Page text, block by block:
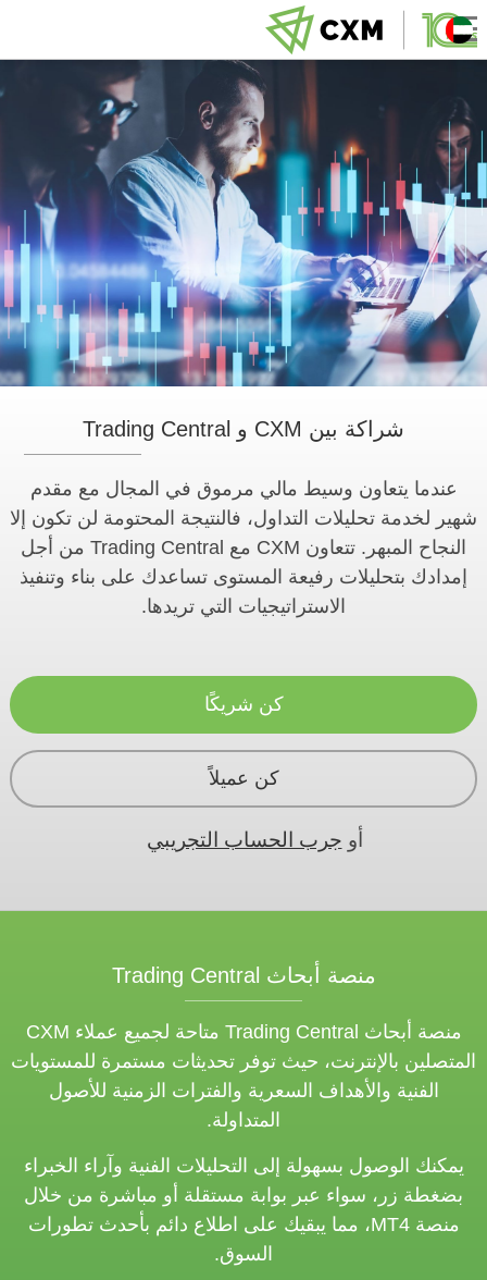
شراكة بين CXM و Trading Central
عندما يتعاون وسيط مالي مرموق في المجال مع مقدم
شهير لخدمة تحليلات التداول، فالنتيجة المحتومة لن تكون إلا
النجاح المبهر. تتعاون CXM مع Trading Central من أجل
إمدادك بتحليلات رفيعة المستوى تساعدك على بناء وتنفيذ
الاستراتيجيات التي تريدها.
كن شريكًا
كن عميلاً
أو جرب الحساب التجريبي
منصة أبحاث Trading Central
منصة أبحاث Trading Central متاحة لجميع عملاء CXM
المتصلين بالإنترنت، حيث توفر تحديثات مستمرة للمستويات
الفنية والأهداف السعرية والفترات الزمنية للأصول
المتداولة.
يمكنك الوصول بسهولة إلى التحليلات الفنية وآراء الخبراء
بضغطة زر، سواء عبر بوابة مستقلة أو مباشرة من خلال
منصة MT4، مما يبقيك على اطلاع دائم بأحدث تطورات
السوق.